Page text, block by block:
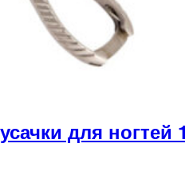
для ногтей